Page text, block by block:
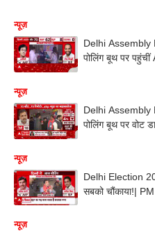
न्यूज़
Delhi Assembly
पोलिंग बूथ पर
न्यूज़
Delhi Assembly
पोलिंग बूथ पर वोट
न्यूज़
Delhi Election
सबको चौंकाया!|
न्यूज़